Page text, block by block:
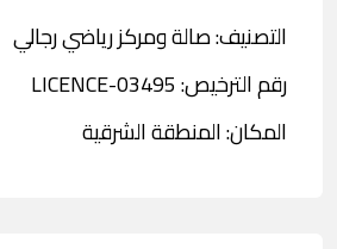
التصنيف: صالة ومركز رياضي رجالي
رقم الترخيص: LICENCE-03495
المكان: المنطقة الشرقية